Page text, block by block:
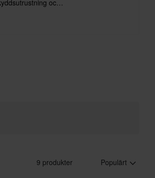
och
9 produkter Populärt